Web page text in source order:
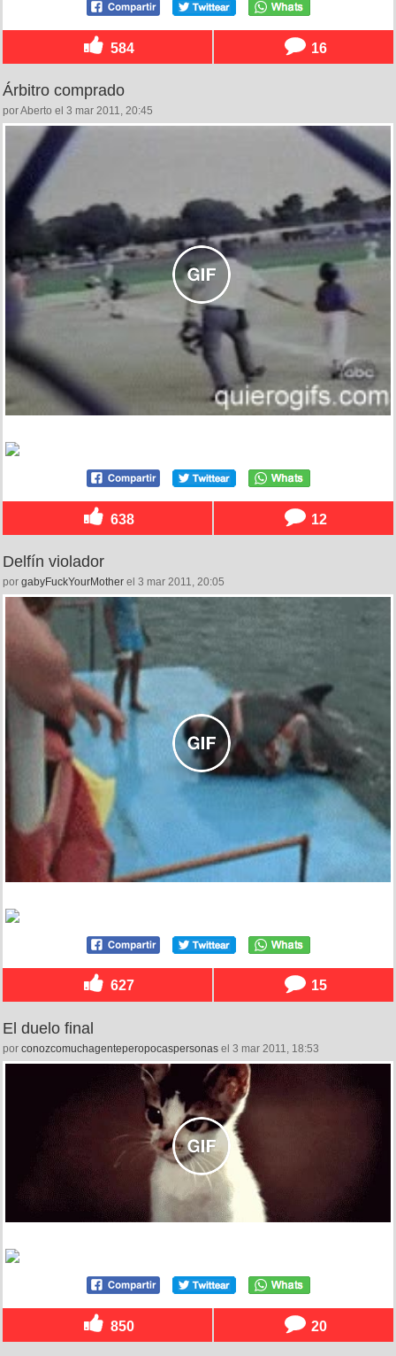
584 16
Árbitro comprado
por Aberto el 3 mar 2011, 20:45
638 12
Delfín violador
por gabyFuckYourMother el 3 mar 2011, 20:05
627 15
El duelo final
por conozcomuchagenteperopocaspersonas el 3 mar 2011, 18:53
850 20